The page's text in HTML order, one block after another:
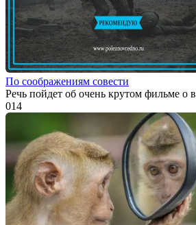
По соображениям совести
Речь пойдет об очень крутом фильме о
014